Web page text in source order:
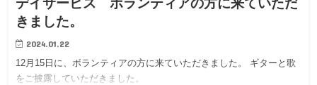
デイサービス ボランティアの方に来ていただ
きました。
2024.01.22
12月15日に、ボランティアの方に来ていただきました。 ギターと歌
をご披露していただきました。